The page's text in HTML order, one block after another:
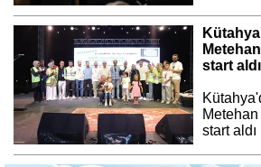
start aldı
start aldı